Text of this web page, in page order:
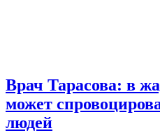
Врач Тарасова: в
может
людей